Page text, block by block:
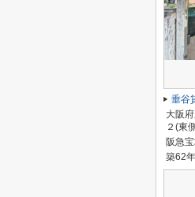
垂谷
大阪
２(東
阪急
築62年